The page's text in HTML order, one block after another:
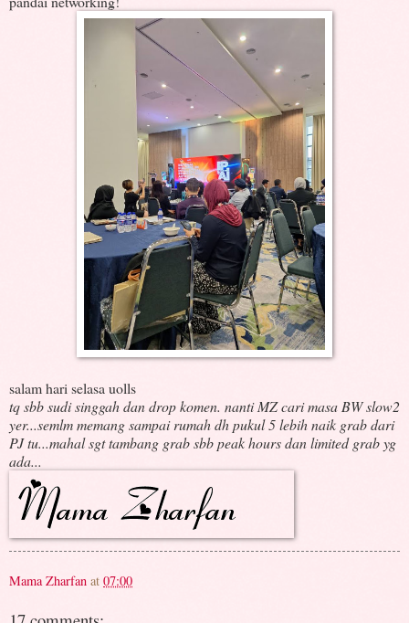
salam hari selasa uolls
tq sbb sudi singgah dan drop komen. nanti MZ cari masa BW slow2
yer...semlm memang sampai rumah dh pukul 5 lebih naik grab dari
PJ tu...mahal sgt tambang grab sbb peak hours dan limited grab yg
ada...
Mama Zharfan at 07:00